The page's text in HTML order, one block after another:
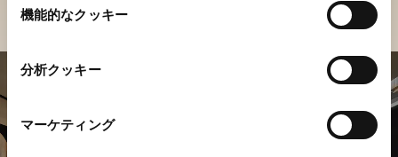
機能的なクッキー
分析クッキー
マーケティング